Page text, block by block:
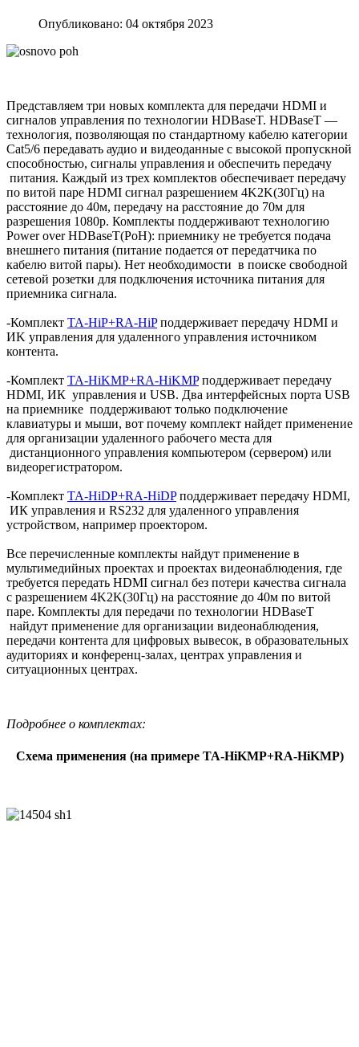
Опубликовано: 04 октября 2023
Представляем три новых комплекта для передачи HDMI и
сигналов управления по технологии HDBaseT. HDBaseT —
технология, позволяющая по стандартному кабелю категории
Cat5/6 передавать аудио и видеоданные с высокой пропускной
способностью, сигналы управления и обеспечить передачу
питания. Каждый из трех комплектов обеспечивает передачу
по витой паре HDMI сигнал разрешением 4K2K(30Гц) на
расстояние до 40м, передачу на расстояние до 70м для
разрешения 1080p. Комплекты поддерживают технологию
Power over HDBaseT(PoH): приемнику не требуется подача
внешнего питания (питание подается от передатчика по
кабелю витой пары). Нет необходимости в поиске свободной
сетевой розетки для подключения источника питания для
приемника сигнала.
-Комплект TA-HiP+RA-HiPподдерживает передачу HDMI и
ИK управления для удаленного управления источником
контента.
-Комплект TA-HiKMP+RA-HiKMPподдерживает передачу
HDMI, ИК управления и USB. Два интерфейсных порта USB
на приемнике поддерживают только подключение
клавиатуры и мыши, вот почему комплект найдет применение
для организации удаленного рабочего места для
дистанционного управления компьютером (сервером) или
видеорегистратором.
-Комплект TA-HiDP+RA-HiDPподдерживает передачу HDMI,
ИК управления и RS232 для удаленного управления
устройством, например проектором.
Все перечисленные комплекты найдут применение в
мультимедийных проектах и проектах видеонаблюдения, где
требуется передать HDMI сигнал без потери качества сигнала
с разрешением 4K2K(30Гц) на расстояние до 40м по витой
паре. Комплекты для передачи по технологии HDBaseT
найдут применение для организации видеонаблюдения,
передачи контента для цифровых вывесок, в образовательных
аудиториях и конференц-залах, центрах управления и
ситуационных центрах.
Подробнее о комплектах:
Схема применения (на примере TA-HiKMP+RA-HiKMP)